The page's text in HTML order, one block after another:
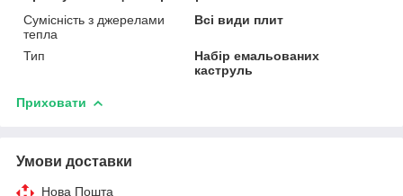
Сумісність з джерелами
тепла
Всі види плит
Тип
Набір емальованих
каструль
Приховати
Умови доставки
Нова Пошта